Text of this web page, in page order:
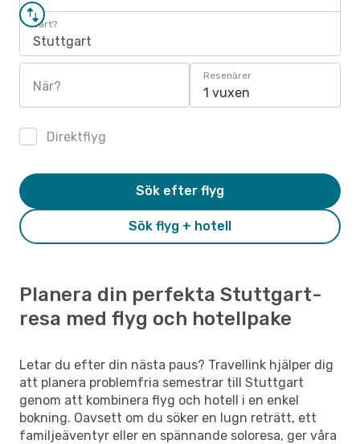
Vart?
Stuttgart
När?
Resenärer
1 vuxen
Direktflyg
Sök flyg + hotell
Sök efter flyg
Planera din perfekta Stuttgart-
resa med flyg och hotellpake
Letar du efter din nästa paus? Travellink hjälper dig
att planera problemfria semestrar till Stuttgart
genom att kombinera flyg och hotell i en enkel
bokning. Oavsett om du söker en lugn reträtt, ett
familjeäventyr eller en spännande soloresa, ger våra